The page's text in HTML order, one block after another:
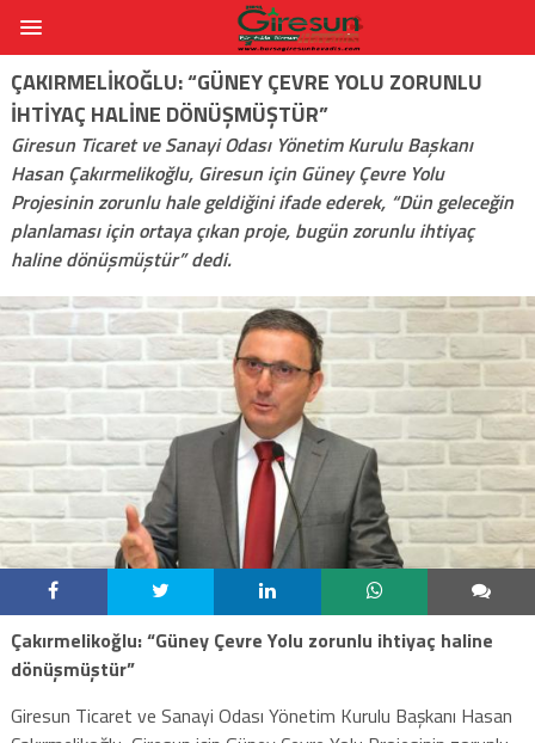
ÇAKIRMELIKOĞLU: “GÜNEY ÇEVRE YOLU ZORUNLU
IHTIYAÇ HALINE DÖNÜŞMÜŞTÜR”
Giresun Ticaret ve Sanayi Odası Yönetim Kurulu Başkanı
Hasan Çakırmelikoğlu, Giresun için Güney Çevre Yolu
Projesinin zorunlu hale geldiğini ifade ederek, “Dün geleceğin
planlaması için ortaya çıkan proje, bugün zorunlu ihtiyaç
haline dönüşmüştür” dedi.
Çakırmelikoğlu: “Güney Çevre Yolu zorunlu ihtiyaç haline
dönüşmüştür”
Giresun Ticaret ve Sanayi Odası Yönetim Kurulu Başkanı Hasan